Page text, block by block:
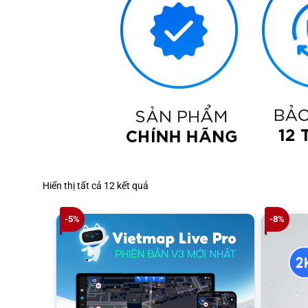
Hiển thị tất cả 12 kết quả
xếp
giá:
thấp
đến
cao
-5% -8%